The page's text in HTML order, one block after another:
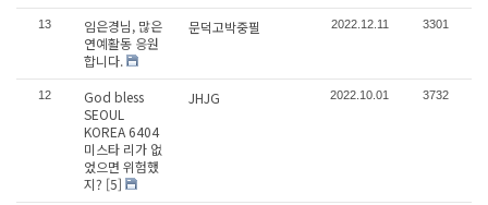
13
임은경님, 많은
연예활동 응원
합니다.
문덕고박중필 2022.12.11 3301
12
God bless
SEOUL
KOREA 6404
미스타 리가 없
었으면 위험했
지? [5]
JHJG 2022.10.01 3732